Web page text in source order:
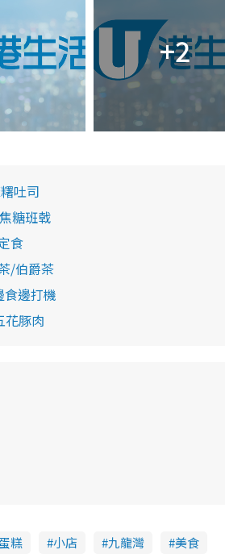
+2
吐司
糖班戟
食
/伯爵茶
邊打機
花豚肉
糕 小店 九龍灣
美食